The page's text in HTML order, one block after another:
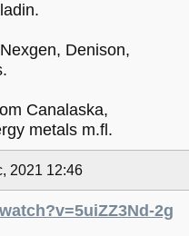
Denison,
Canalaska,
metals m.fl.
2021 12:46
2g